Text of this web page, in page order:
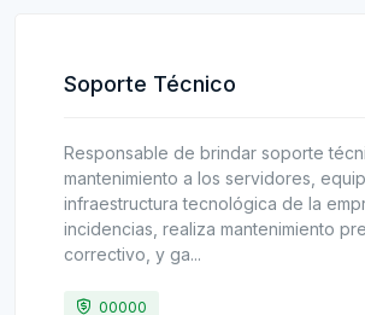
Soporte Técnico
Responsable de brindar soporte
mantenimiento a los servidores,
infraestructura tecnológica de la
incidencias, realiza mantenimiento
correctivo, y ga...
00000